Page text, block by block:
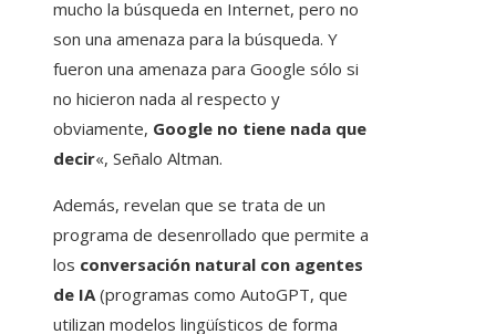
mucho la búsqueda en Internet, pero no
son una amenaza para la búsqueda. Y
fueron una amenaza para Google sólo si
no hicieron nada al respecto y
obviamente, Google no tiene nada que
decir«, Señalo Altman.
Además, revelan que se trata de un
programa de desenrollado que permite a
los conversación natural con agentes
de IA (programas como AutoGPT, que
utilizan modelos lingüísticos de forma